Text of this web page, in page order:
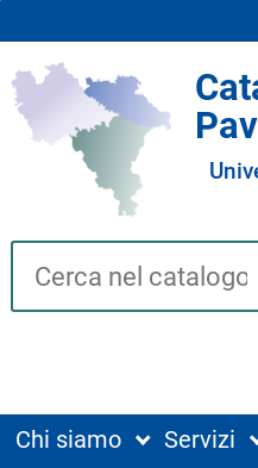
Cerca su "Catalogo"
Chi siamo Servizi